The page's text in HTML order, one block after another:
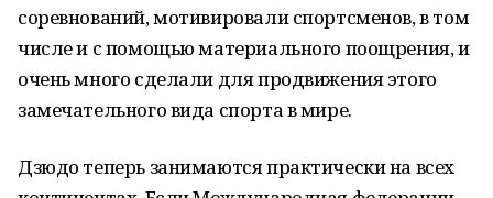
соревнований, мотивировали спортсменов, в том
числе и с помощью материального поощрения, и
очень много сделали для продвижения этого
замечательного вида спорта в мире.
Дзюдо теперь занимаются практически на всех